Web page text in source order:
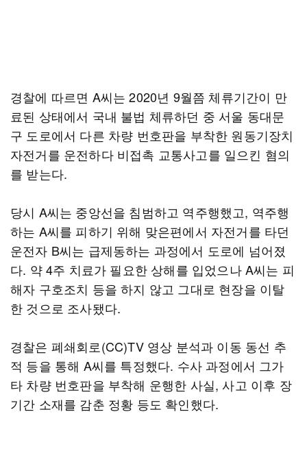
경찰에 따르면 A씨는 2020년 9월쯤 체류기간이 만
료된 상태에서 국내 불법 체류하던 중 서울 동대문
구 도로에서 다른 차량 번호판을 부착한 원동기장치
자전거를 운전하다 비접촉 교통사고를 일으킨 혐의
를 받는다.
당시 A씨는 중앙선을 침범하고 역주행했고, 역주행
하는 A씨를 피하기 위해 맞은편에서 자전거를 타던
운전자 B씨는 급제동하는 과정에서 도로에 넘어졌
다. 약 4주 치료가 필요한 상해를 입었으나 A씨는 피
해자 구호조치 등을 하지 않고 그대로 현장을 이탈
한 것으로 조사됐다.
경찰은 폐쇄회로(CC)TV 영상 분석과 이동 동선 추
적 등을 통해 A씨를 특정했다. 수사 과정에서 그가
타 차량 번호판을 부착해 운행한 사실, 사고 이후 장
기간 소재를 감춘 정황 등도 확인했다.